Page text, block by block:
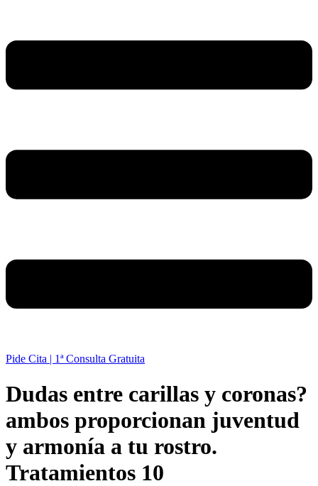
Pide Cita | 1ª Consulta Gratuita
Dudas entre carillas y coronas?
ambos proporcionan juventud
y armonía a tu rostro.
Tratamientos 10